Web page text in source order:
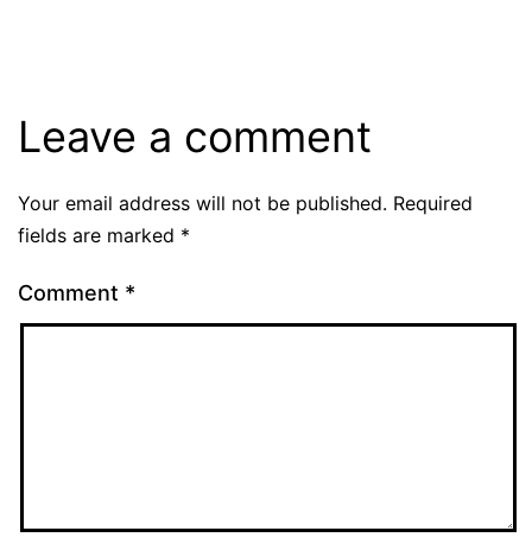
Leave a comment
Your email address will not be published. Required
fields are marked *
Comment *